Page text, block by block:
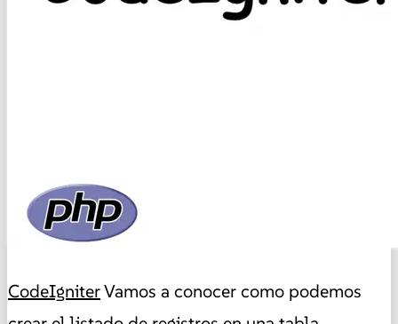
CodeIgniterVamos a conocer como podemos